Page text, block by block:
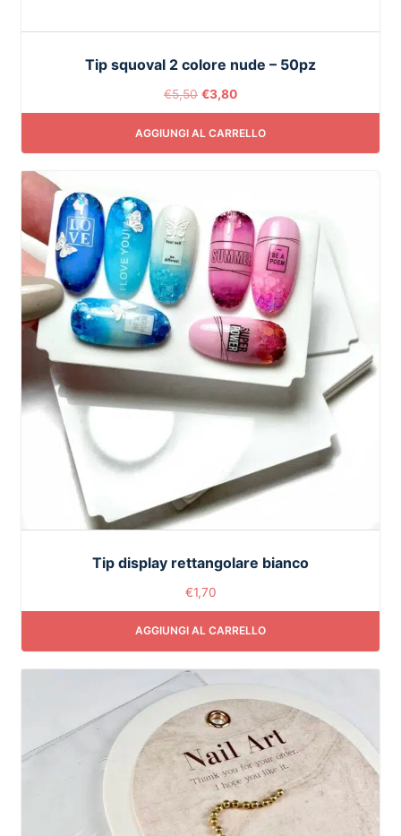
Tip squoval 2 colore nude – 50pz
€5,50 €3,80
AGGIUNGI AL CARRELLO
Tip display rettangolare bianco
€1,70
AGGIUNGI AL CARRELLO